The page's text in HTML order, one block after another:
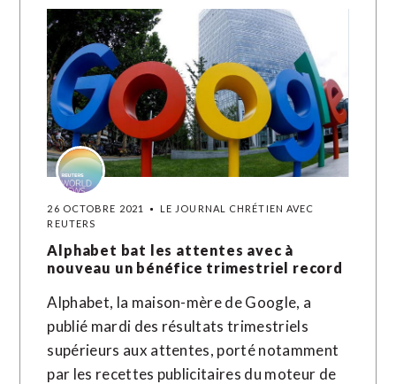
26 OCTOBRE 2021
LE JOURNAL CHRÉTIEN AVEC
REUTERS
Alphabet bat les attentes avec à
nouveau un bénéfice trimestriel record
Alphabet, la maison-mère de Google, a
publié mardi des résultats trimestriels
supérieurs aux attentes, porté notamment
par les recettes publicitaires du moteur de